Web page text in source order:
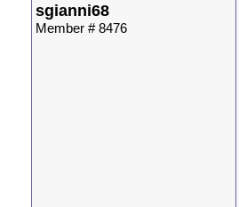
sgianni68
Member # 8476